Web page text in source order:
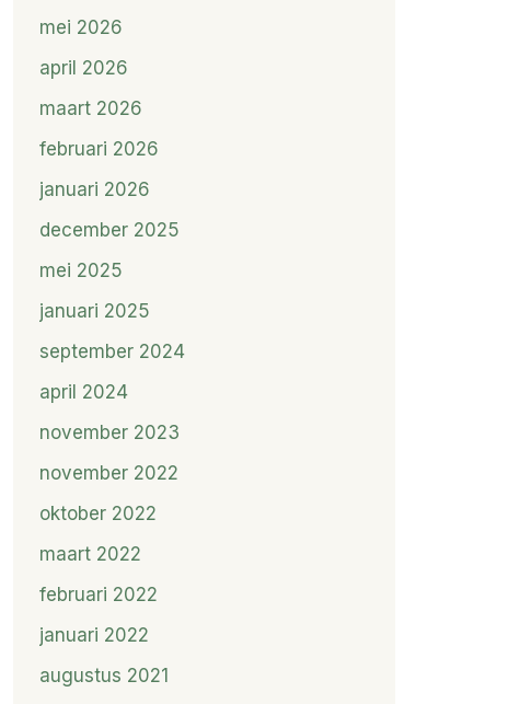
mei 2026
april 2026
maart 2026
februari 2026
januari 2026
december 2025
mei 2025
januari 2025
september 2024
april 2024
november 2023
november 2022
oktober 2022
maart 2022
februari 2022
januari 2022
augustus 2021